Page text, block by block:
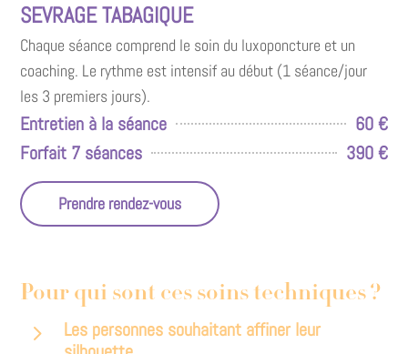
SEVRAGE TABAGIQUE
Chaque séance comprend le soin du luxoponcture et un
coaching. Le rythme est intensif au début (1 séance/jour
les 3 premiers jours).
Entretien à la séance
60 €
Forfait 7 séances
390 €
Prendre rendez-vous
Pour qui sont ces soins techniques ?
5
Les personnes souhaitant affiner leur